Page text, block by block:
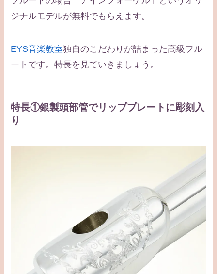
ジナルモデルが無料でもらえます。
EYS音楽教室独自のこだわりが詰まった高級フル
ートです。特長を見ていきましょう。
特長①銀製頭部管でリッププレートに彫刻入
り